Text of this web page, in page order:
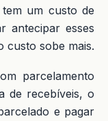
um custo de
antecipar esses
custo sobe mais.
parcelamento
de recebíveis, o
e pagar